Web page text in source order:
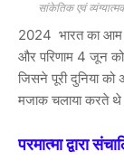
सांकेतिक एवं
2024 भारत का आम
और परिणाम 4 जून
जिसने पूरी दुनिया को
मजाक चलाया करते
परमात्मा द्वारा